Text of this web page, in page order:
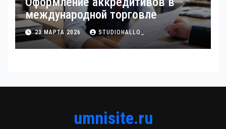
международной торговле
23 МАРТА 2026 STUDIOHALLO_
umnisite.ru